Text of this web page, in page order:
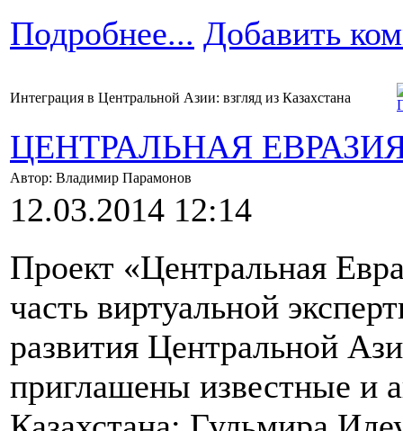
Подробнее... Добавить
Интеграция в Центральной Азии: взгляд из Казахстана
ЦЕНТРАЛЬНАЯ
Автор: Владимир Парамонов
12.03.2014 12:14
Проект «Центральная
часть виртуальной
развития Центральной
приглашены известные и